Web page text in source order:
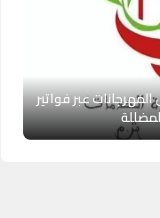
عبر فواتير